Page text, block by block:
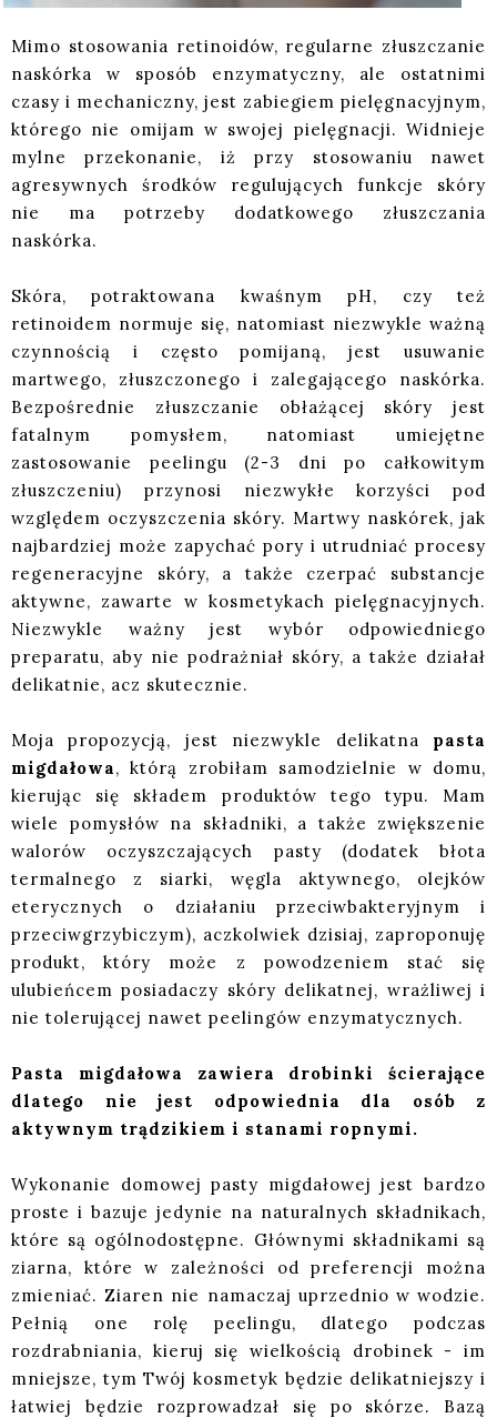
Mimo stosowania retinoidów, regularne złuszczanie
naskórka w sposób enzymatyczny, ale ostatnimi
czasy i mechaniczny, jest zabiegiem pielęgnacyjnym,
którego nie omijam w swojej pielęgnacji. Widnieje
mylne przekonanie, iż przy stosowaniu nawet
agresywnych środków regulujących funkcje skóry
nie ma potrzeby dodatkowego złuszczania
naskórka.
Skóra, potraktowana kwaśnym pH, czy też
retinoidem normuje się, natomiast niezwykle ważną
czynnością i często pomijaną, jest usuwanie
martwego, złuszczonego i zalegającego naskórka.
Bezpośrednie złuszczanie obłażącej skóry jest
fatalnym pomysłem, natomiast umiejętne
zastosowanie peelingu (2-3 dni po całkowitym
złuszczeniu) przynosi niezwykłe korzyści pod
względem oczyszczenia skóry. Martwy naskórek, jak
najbardziej może zapychać pory i utrudniać procesy
regeneracyjne skóry, a także czerpać substancje
aktywne, zawarte w kosmetykach pielęgnacyjnych.
Niezwykle ważny jest wybór odpowiedniego
preparatu, aby nie podrażniał skóry, a także działał
delikatnie, acz skutecznie.
Moja propozycją, jest niezwykle delikatna pasta
migdałowa, którą zrobiłam samodzielnie w domu,
kierując się składem produktów tego typu. Mam
wiele pomysłów na składniki, a także zwiększenie
walorów oczyszczających pasty (dodatek błota
termalnego z siarki, węgla aktywnego, olejków
eterycznych o działaniu przeciwbakteryjnym i
przeciwgrzybiczym), aczkolwiek dzisiaj, zaproponuję
produkt, który może z powodzeniem stać się
ulubieńcem posiadaczy skóry delikatnej, wrażliwej i
nie tolerującej nawet peelingów enzymatycznych.
Pasta migdałowa zawiera drobinki ścierające
dlatego nie jest odpowiednia dla osób z
aktywnym trądzikiem i stanami ropnymi.
Wykonanie domowej pasty migdałowej jest bardzo
proste i bazuje jedynie na naturalnych składnikach,
które są ogólnodostępne. Głównymi składnikami są
ziarna, które w zależności od preferencji można
zmieniać. Ziaren nie namaczaj uprzednio w wodzie.
Pełnią one rolę peelingu, dlatego podczas
rozdrabniania, kieruj się wielkością drobinek - im
mniejsze, tym Twój kosmetyk będzie delikatniejszy i
łatwiej będzie rozprowadzał się po skórze. Bazą